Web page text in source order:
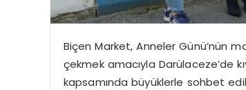
Biçen Market, Anneler Günü’nün
çekmek amacıyla Darülaceze’de
kapsamında büyüklerle sohbet